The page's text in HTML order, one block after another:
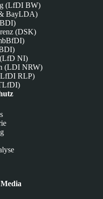
(LfDI BW)
BayLDA)
(DSK)
(LfD NI)
(LDI NRW)
RLP)